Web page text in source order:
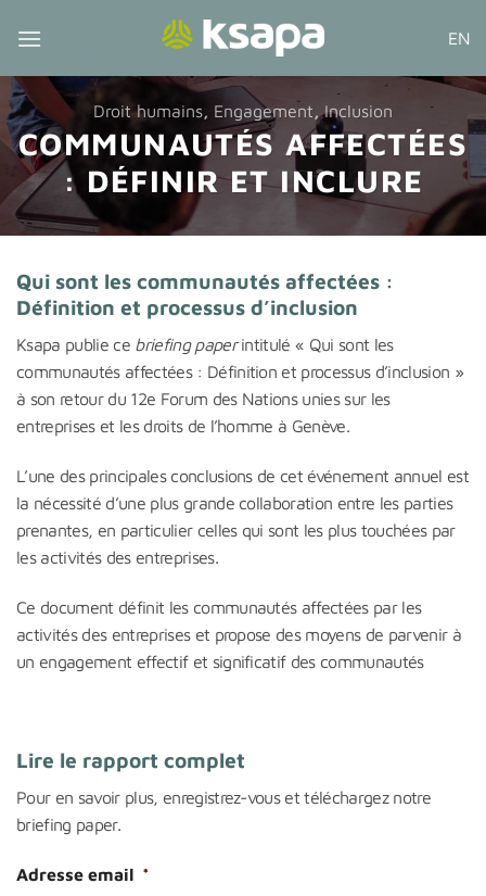
EN
Droit humains, Engagement,Inclusion
COMMUNAUTÉS AFFECTÉES
: DÉFINIR ET INCLURE
Qui sont les communautés affectées :
Définition et processus d’inclusion
Ksapa publie ce briefing paperintitulé « Qui sont les
communautés affectées : Définition et processus d’inclusion »
à son retour du 12e Forum des Nations unies sur les
entreprises et les droits de l’homme à Genève.
L’une des principales conclusions de cet événement annuel est
la nécessité d’une plus grande collaboration entre les parties
prenantes, en particulier celles qui sont les plus touchées par
les activités des entreprises.
Ce document définit les communautés affectées par les
activités des entreprises et propose des moyens de parvenir à
un engagement effectif et significatif des communautés
Lire le rapport complet
Pour en savoir plus, enregistrez-vous et téléchargez notre
briefing paper.
Adresse email *